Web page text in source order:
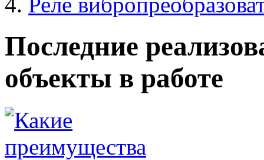
Последние
объекты в работе